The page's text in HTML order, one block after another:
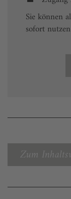
Sie können
sofort nutzen
Zum